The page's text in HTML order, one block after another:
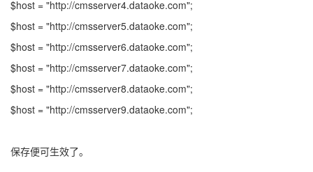
$host = "http://cmsserver4.dataoke.com";
$host = "http://cmsserver5.dataoke.com";
$host = "http://cmsserver6.dataoke.com";
$host = "http://cmsserver7.dataoke.com";
$host = "http://cmsserver8.dataoke.com";
$host = "http://cmsserver9.dataoke.com";
保存便可生效了。